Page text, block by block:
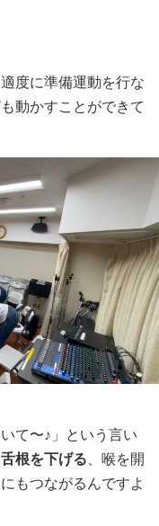
度に準備運動を行な
動かすことができて
て〜♪」という言い
舌根を下げる 、喉を開
もつながるんですよ